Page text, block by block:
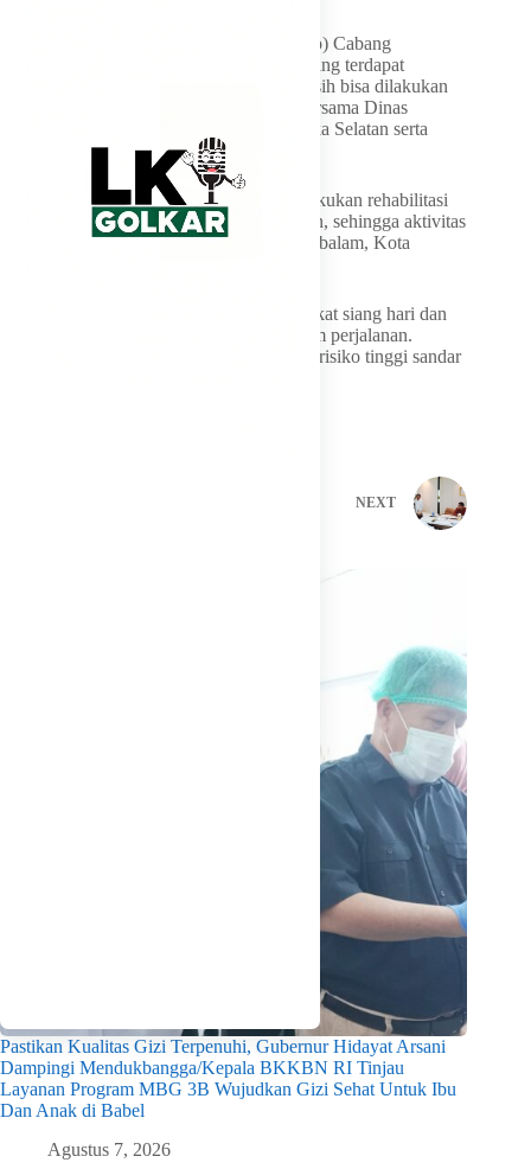
Kepala PT ASDP Indonesia Ferry (Persero) Cabang
Bangka Agustinus Cahyo mengakui memang terdapat
kerusakan, namun aktivitas penurunan masih bisa dilakukan
satu kali pelayanan, sesuai kesepakatan bersama Dinas
Perhubungan Babel dan Kabupaten Bangka Selatan serta
Setelah itu, memang dermaga ini akan dilakukan rehabilitasi
dengan waktu pengerjaan sekitar dua bulan, sehingga aktivitas
sementara dialihkan ke Pelabuhan Pangkalbalam, Kota
“Untuk hari ini kapal dari Belitung berangkat siang hari dan
diperkirakan tiba subuh nanti sekitar 10 jam perjalanan.
Langkah ini kita ambil untuk menghindari risiko tinggi sandar
NEXT
Pastikan Kualitas Gizi Terpenuhi, Gubernur Hidayat Arsani
Dampingi Mendukbangga/Kepala BKKBN RI Tinjau
Layanan Program MBG 3B Wujudkan Gizi Sehat Untuk Ibu
Dan Anak di Babel
Agustus 7, 2026